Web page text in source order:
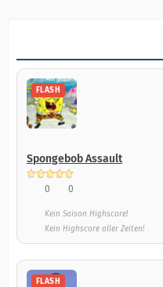
FLASH
Spongebob Assault
0 0
Kein Saison Highscore!
Kein Highscore aller Zeiten!
FLASH